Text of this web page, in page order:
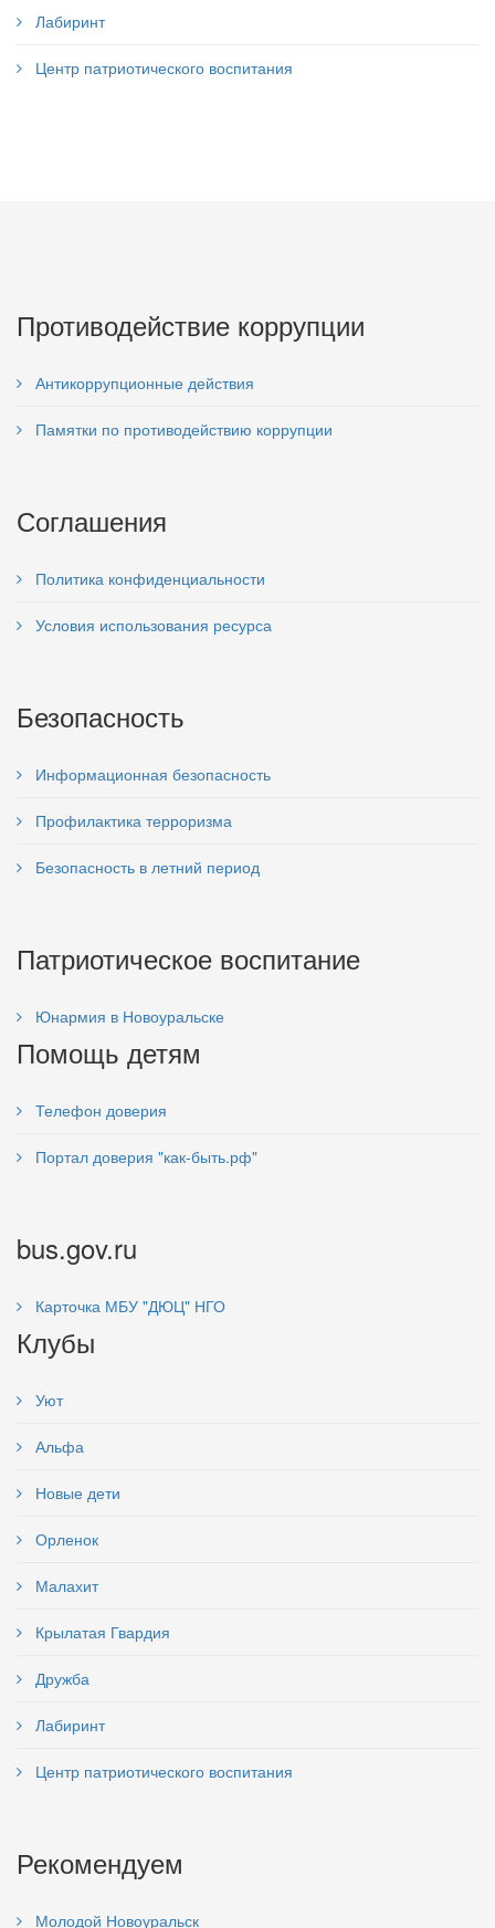
Лабиринт
Центр патриотического воспитания
Противодействие коррупции
Антикоррупционные действия
Памятки по противодействию коррупции
Соглашения
Политика конфиденциальности
Условия использования ресурса
Безопасность
Информационная безопасность
Профилактика терроризма
Безопасность в летний период
Патриотическое воспитание
Юнармия в Новоуральске
Помощь детям
Телефон доверия
Портал доверия "как-быть.рф"
bus.gov.ru
Карточка МБУ "ДЮЦ" НГО
Клубы
Уют
Альфа
Новые дети
Орленок
Малахит
Крылатая Гвардия
Дружба
Лабиринт
Центр патриотического воспитания
Рекомендуем
Молодой Новоуральск